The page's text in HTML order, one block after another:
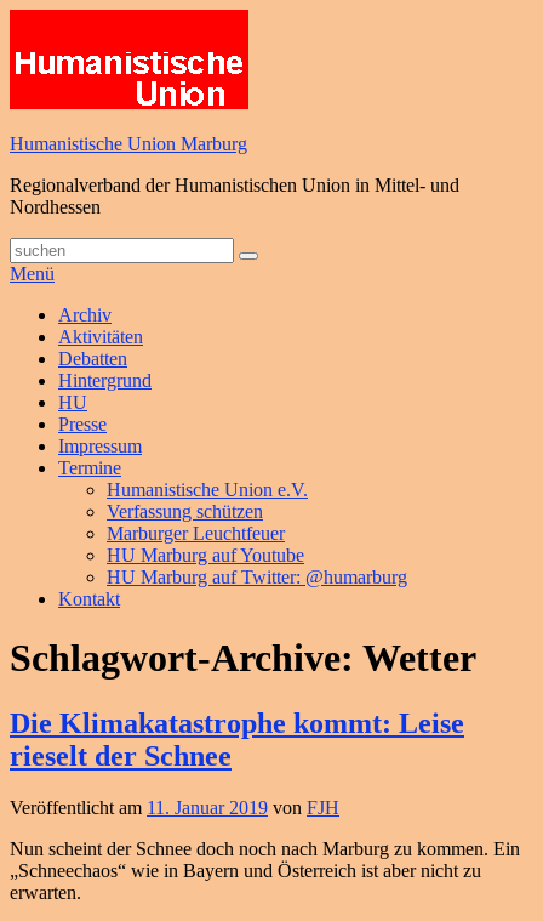
springen
Humanistische Union Marburg
Regionalverband der Humanistischen Union in Mittel- und
Nordhessen
Suche
nach:
Suchen
Menü
Primäres
Menü
Archiv
Aktivitäten
Debatten
Hintergrund
HU
Presse
Impressum
Termine
Humanistische Union e.V.
Verfassung schützen
Marburger Leuchtfeuer
HU Marburg auf Youtube
HU Marburg auf Twitter: @humarburg
Kontakt
Schlagwort-Archive: Wetter
Die Klimakatastrophe kommt: Leise
rieselt der Schnee
Veröffentlicht am 11. Januar 2019 von FJH
Nun scheint der Schnee doch noch nach Marburg zu kommen. Ein
„Schneechaos“ wie in Bayern und Österreich ist aber nicht zu
erwarten.